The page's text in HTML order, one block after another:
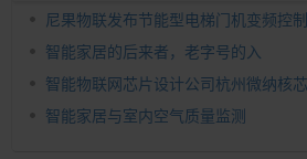
尼果物联发布节能型电梯门机变频控
智能家居的后来者，老字号的入
智能物联网芯片设计公司杭州微纳核
智能家居与室内空气质量监测